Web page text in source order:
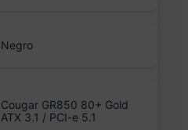
Negro
Cougar GR850 80+ Gold
ATX 3.1 / PCI-e 5.1